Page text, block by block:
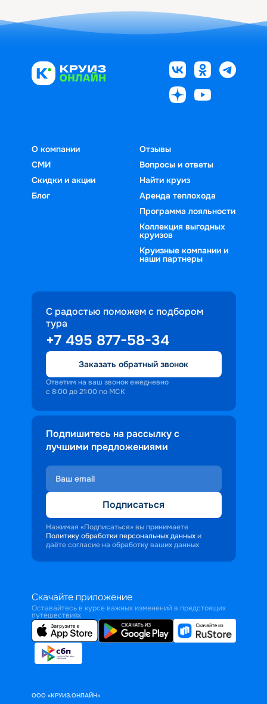
О компании
СМИ
Скидки и акции
Блог
Отзывы
Вопросы и ответы
Найти круиз
Аренда теплохода
Программа лояльности
Коллекция выгодных
круизов
Круизные компании и
наши партнеры
С радостью поможем с подбором
тура
+7 495 877-58-34
Заказать обратный звонок
Ответим на ваш звонок ежедневно
с 8:00 до 21:00 по МСК
Подпишитесь на рассылку с
лучшими предложениями
Подписаться
Нажимая «Подписаться» вы принимаете
Политику обработки персональных данных и
даёте согласие на обработку ваших данных
Скачайте приложение
Оставайтесь в курсе важных изменений в предстоящих
путешествиях
ООО «КРУИЗ.ОНЛАЙН»